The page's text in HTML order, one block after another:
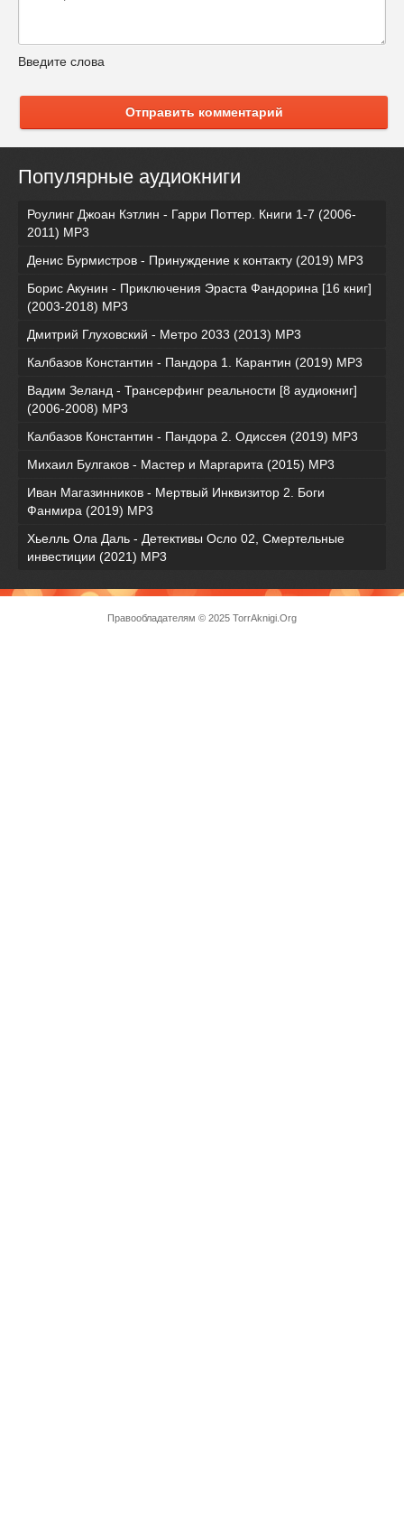
Введите слова
Отправить комментарий
Популярные аудиокниги
Роулинг Джоан Кэтлин - Гарри Поттер. Книги 1-7 (2006-
2011) MP3
Денис Бурмистров - Принуждение к контакту (2019) MP3
Борис Акунин - Приключения Эраста Фандорина [16 книг]
(2003-2018) МР3
Дмитрий Глуховский - Метро 2033 (2013) MP3
Калбазов Константин - Пандора 1. Карантин (2019) MP3
Вадим Зеланд - Трансерфинг реальности [8 аудиокниг]
(2006-2008) MP3
Калбазов Константин - Пандора 2. Одиссея (2019) MP3
Михаил Булгаков - Мастер и Маргарита (2015) MP3
Иван Магазинников - Мертвый Инквизитор 2. Боги
Фанмира (2019) MP3
Хьелль Ола Даль - Детективы Осло 02, Смертельные
инвестиции (2021) МР3
Правообладателям © 2025 TorrAknigi.Org